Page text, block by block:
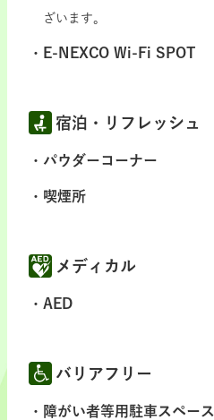
ざいます。
E-NEXCO Wi-Fi SPOT
宿泊・リフレッシュ
パウダーコーナー
喫煙所
メディカル
AED
バリアフリー
障がい者等用駐車スペース